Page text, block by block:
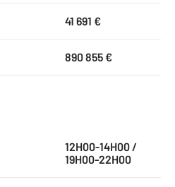
41 691 €
890 855 €
12H00-14H00 /
19H00-22H00